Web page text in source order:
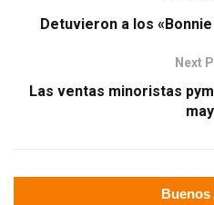
Detuvieron a los
Next
Las ventas minoristas
Buenos